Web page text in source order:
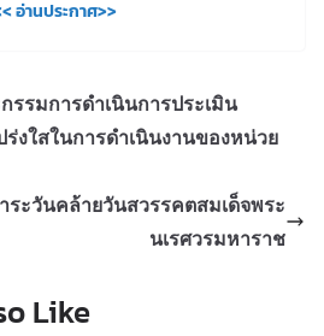
อ่านประกาศ>>
รมการดำเนินการประเมิน
งใสในการดำเนินงานของหน่วย
ระวันคล้ายวันสวรรคตสมเด็จพระ
นเรศวรมหาราช
Like